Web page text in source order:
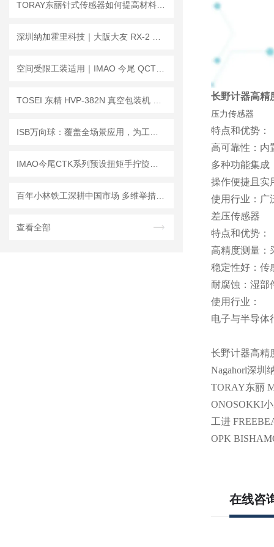
查看全部
长野计器高精
压力传感器
特点和优势：
高可靠性：内
多种功能集成
操作便捷且实
使用行业：广
差压传感器
特点和优势：
高精度测量：
稳定性好：传
耐腐蚀：湿部
使用行业：
电子与半导体
长野计器高精
Nagahorl深圳
TORAY东丽
ONOSOKKI
工进
OPK
在线咨